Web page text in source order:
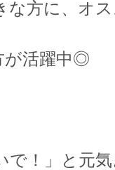
な方に、オ
が活躍中◎
で！」と元